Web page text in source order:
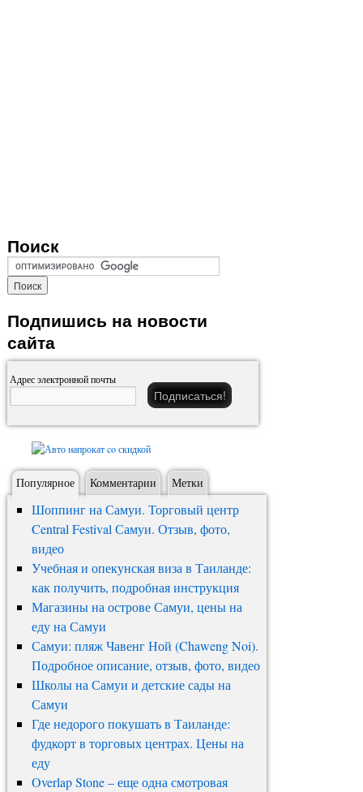
Поиск
Подпишись на новости
сайта
Адрес электронной почты
Популярное Комментарии Метки
Шоппинг на Самуи. Торговый центр
Central Festival Самуи. Отзыв, фото,
видео
Учебная и опекунская виза в Таиланде:
как получить, подробная инструкция
Магазины на острове Самуи, цены на
еду на Самуи
Самуи: пляж Чавенг Ной (Chaweng Noi).
Подробное описание, отзыв, фото, видео
Школы на Самуи и детские сады на
Самуи
Где недорого покушать в Таиланде:
фудкорт в торговых центрах. Цены на
еду
Overlap Stone – еще одна смотровая